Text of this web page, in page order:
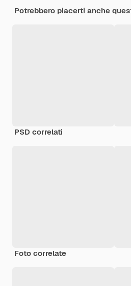
Potrebbero piacerti anche
PSD correlati
Foto correlate